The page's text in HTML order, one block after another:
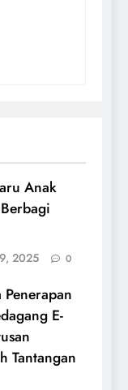
Anak
2025 0
E-
Tantangan